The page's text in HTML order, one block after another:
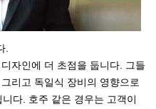
.
자인에 더 초점을 둡니다. 그들
리고 독일식 장비의 영향으로
다. 호주 같은 경우는 고객이